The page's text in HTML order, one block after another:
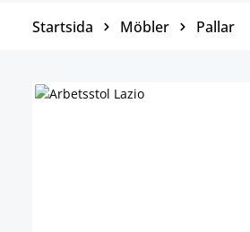
Startsida Möbler Pallar